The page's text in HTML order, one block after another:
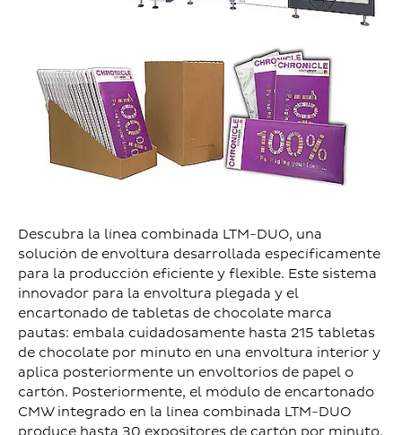
Descubra la línea combinada LTM-DUO, una
solución de envoltura desarrollada específicamente
para la producción eficiente y flexible. Este sistema
innovador para la envoltura plegada y el
encartonado de tabletas de chocolate marca
pautas: embala cuidadosamente hasta 215 tabletas
de chocolate por minuto en una envoltura interior y
aplica posteriormente un envoltorios de papel o
cartón. Posteriormente, el módulo de encartonado
CMW integrado en la línea combinada LTM-DUO
produce hasta 30 expositores de cartón por minuto.